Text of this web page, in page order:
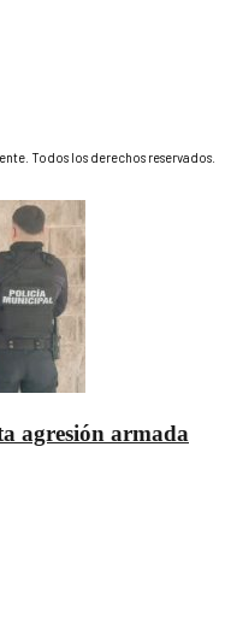
Todos los derechos reservados.
agresión armada